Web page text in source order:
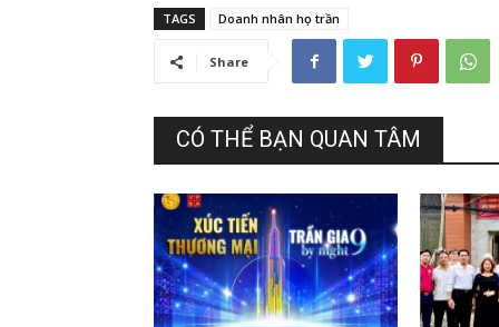
TAGS Doanh nhân họ trần
Share
CÓ THỂ BẠN QUAN TÂM